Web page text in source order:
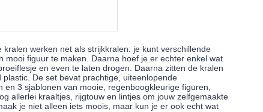
werken net als strijkkralen: je kunt verschillende
mooi figuur te maken. Daarna hoef je er echter enkel wat
en even te laten drogen. Daarna zitten de kralen
De set bevat prachtige, uiteenlopende
3 sjablonen van mooie, regenboogkleurige figuren,
allerlei kraaltjes, rijgtouw en lintjes om jouw zelfgemaakte
je niet alleen iets moois, maar kun je er ook echt wat